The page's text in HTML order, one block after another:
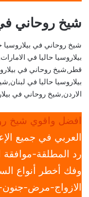
شيخ روحاني
شيخ روحاني في
بيلاروسيا حاليا في
قطر,شيخ روحاني في
بيلاروسيا حاليا في
الاردن,شيخ روحاني في
افضل واقوي شيخ
العربي في جميع
رد المطلقة-
وفك أخطر أنواع
الازواج-مرض-